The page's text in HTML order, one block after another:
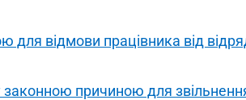
для відмови працівника від
причиною для